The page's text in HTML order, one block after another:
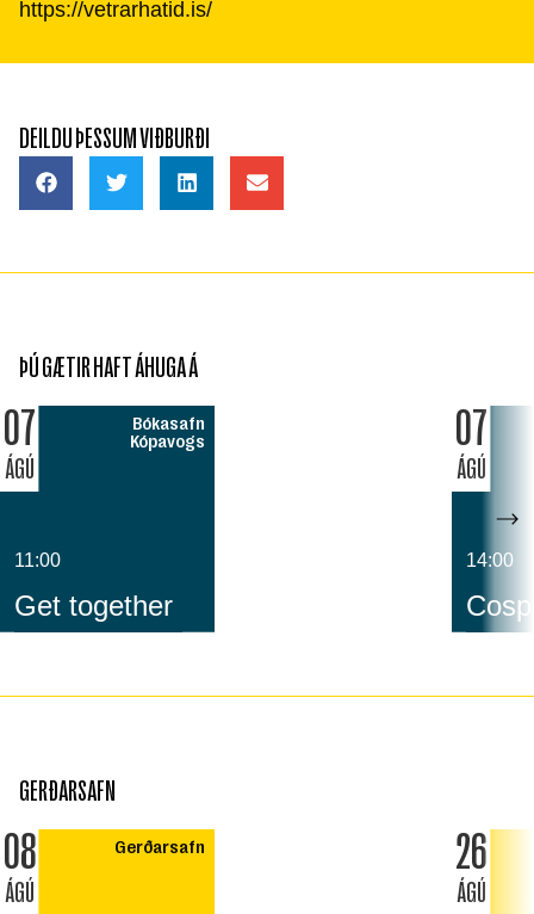
https://vetrarhatid.is/
DEILDU ÞESSUM VIÐBURÐI
ÞÚ GÆTIR HAFT ÁHUGA Á
07
ÁGÚ
Bókasafn
Kópavogs
11:00
Get together
07
ÁGÚ
14:00
GERÐARSAFN
08
ÁGÚ
Gerðarsafn 26
ÁGÚ